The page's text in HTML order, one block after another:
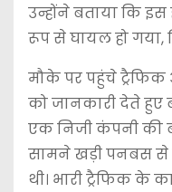
उन्होंने बताया कि
रूप से घायल हो गया,
मौके पर पहुंचे ट्रैफिक
को जानकारी देते हुए
एक निजी कंपनी की
सामने खड़ी पनबस से
थी। भारी ट्रैफिक के